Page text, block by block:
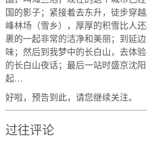
国的影子；紧接着去东升，徒步穿
峰林场（雪乡），厚厚的积雪比人
裹的一起非常的洁净和美丽；到延
味；然后到我梦中的长白山，去体
的长白山夜话；最后一站时盛京沈
起…
好啦，预告到此，请您继续关注。
过往评论